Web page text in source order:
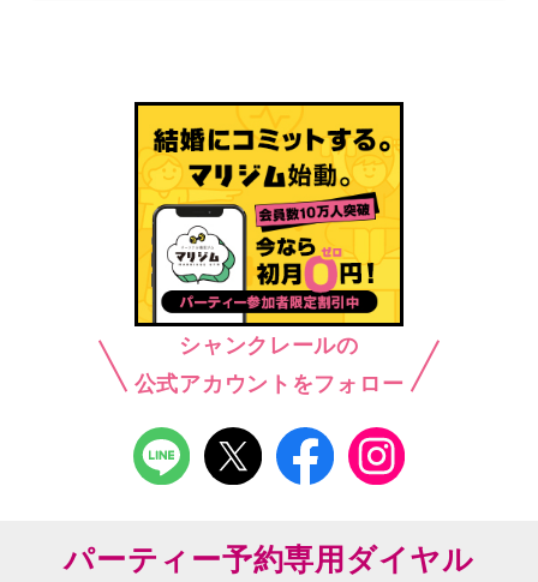
シャンクレールの
公式アカウントをフォロー
パーティー予約専用ダイヤル